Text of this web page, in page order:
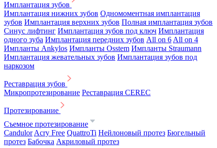
Имплантация зубов
Имплантация нижних зубов Одномоментная имплантация
зубов Имплантация верхних зубов Полная имплантация зубов
Синус лифтинг Имплантация зубов под ключ Имплантация
одного зуба Имплантация передних зубов All on 6 All on 4
Импланты Ankylos Импланты Osstem Импланты Straumann
Имплантация жевательных зубов Имплантация зубов под
наркозом
Реставрация зубов
Микропротезирование Реставрация CEREC
Протезирование
Съемное протезирование
Candulor Acry Free QuattroTi Нейлоновый протез Бюгельный
протез Бабочка Акриловый протез